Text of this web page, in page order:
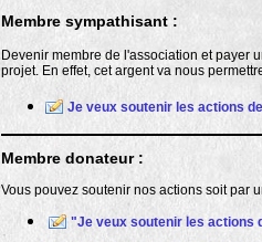
Membre sympathisant :
Devenir membre de l'association et payer
projet. En effet, cet argent va nous
Je veux soutenir les actions
Membre donateur :
Vous pouvez soutenir nos actions soit par
"Je veux soutenir les actions